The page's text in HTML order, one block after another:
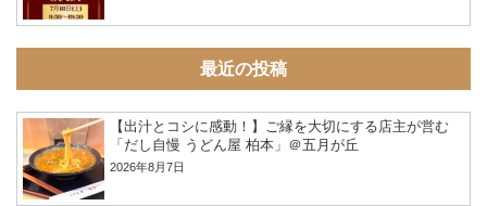
最近の投稿
【出汁とコシに感動！】ご縁を大切にする店主が営む
「だし自慢 うどん屋 柏本」＠五月が丘
2026年8月7日